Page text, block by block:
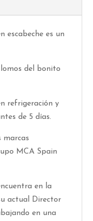
escabeche es un
del bonito
refrigeración y
de 5 días.
marcas
MCA Spain
en la
actual Director
en una